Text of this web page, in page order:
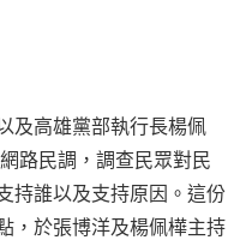
及高雄黨部執行長楊佩
路民調，調查民眾對民
持誰以及支持原因。這份
，於張博洋及楊佩樺主持